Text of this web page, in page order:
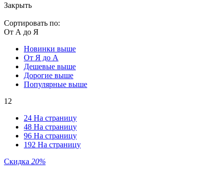
Закрыть
Сортировать по:
От А до Я
Новинки выше
От Я до А
Дешевые выше
Дорогие выше
Популярные выше
12
24 На страницу
48 На страницу
96 На страницу
192 На страницу
Скидка 20%